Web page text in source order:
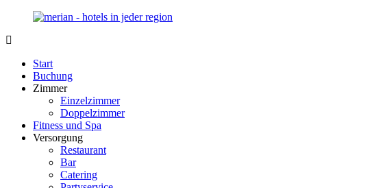
Zurück
Inhalt
Hotel.de
Portal
Hotels,
Unterkunft
Reisen
Deutschland
Start
Buchung
Zimmer
Einzelzimmer
Doppelzimmer
Fitness und Spa
Versorgung
Restaurant
Bar
Catering